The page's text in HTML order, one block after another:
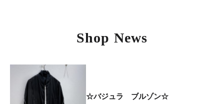
Shop News
☆バジュラ ブルゾン☆